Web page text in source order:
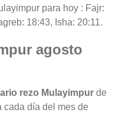
para hoy : Fajr:
18:43, Isha: 20:11.
agosto
rezo Mulayimpur de
cada día del mes de